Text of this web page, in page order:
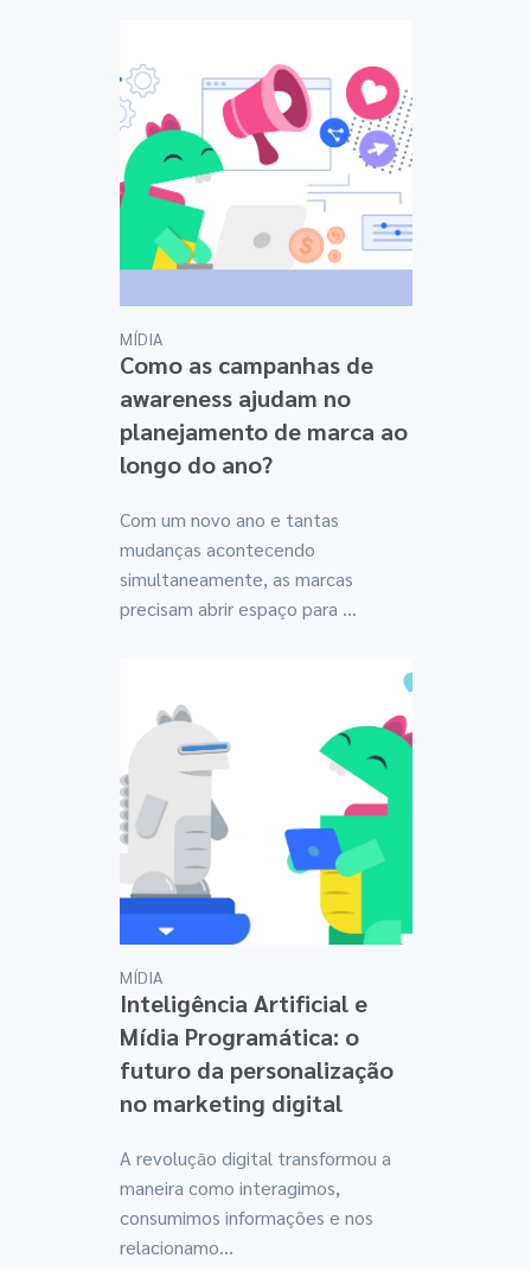
MÍDIA
Como as campanhas de
awareness ajudam no
planejamento de marca ao
longo do ano?
Com um novo ano e tantas
mudanças acontecendo
simultaneamente, as marcas
precisam abrir espaço para ...
MÍDIA
Inteligência Artificial e
Mídia Programática: o
futuro da personalização
no marketing digital
A revolução digital transformou a
maneira como interagimos,
consumimos informações e nos
relacionamo...